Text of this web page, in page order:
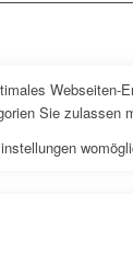
Sie zulassen